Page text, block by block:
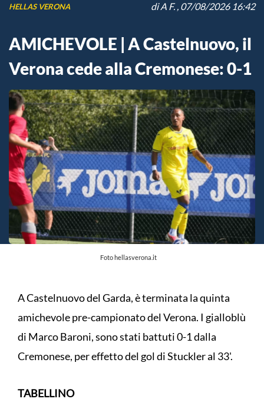
HELLAS VERONA diA F., 07/08/2026 16:42
AMICHEVOLE | A Castelnuovo, il
Verona cede alla Cremonese: 0-1
Foto hellasverona.it
A Castelnuovo del Garda, è terminata la quinta
amichevole pre-campionato del Verona. I gialloblù
di Marco Baroni, sono stati battuti 0-1 dalla
Cremonese, per effetto del gol di Stuckler al 33'.
TABELLINO